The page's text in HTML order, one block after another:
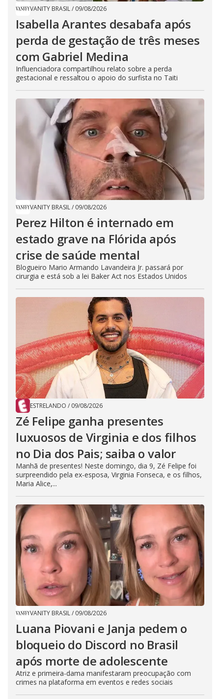
VANITY BRASIL/ 09/08/2026
Isabella Arantes desabafa após
perda de gestação de três meses
com Gabriel Medina
Influenciadora compartilhou relato sobre a perda
gestacional e ressaltou o apoio do surfista no Taiti
VANITY BRASIL/ 09/08/2026
Perez Hilton é internado em
estado grave na Flórida após
crise de saúde mental
Blogueiro Mario Armando Lavandeira Jr. passará por
cirurgia e está sob a lei Baker Act nos Estados Unidos
ESTRELANDO / 09/08/2026
Zé Felipe ganha presentes
luxuosos de Virginia e dos filhos
no Dia dos Pais; saiba o valor
Manhã de presentes! Neste domingo, dia 9, Zé Felipe foi
surpreendido pela ex-esposa, Virginia Fonseca, e os filhos,
Maria Alice,...
VANITY BRASIL/ 09/08/2026
Luana Piovani e Janja pedem o
bloqueio do Discord no Brasil
após morte de adolescente
Atriz e primeira-dama manifestaram preocupação com
crimes na plataforma em eventos e redes sociais